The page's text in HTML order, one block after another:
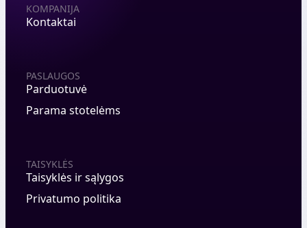
KOMPANIJA
Kontaktai
PASLAUGOS
Parduotuvė
Parama stotelėms
TAISYKLĖS
Taisyklės ir sąlygos
Privatumo politika